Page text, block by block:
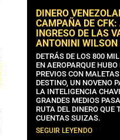
DINERO
CAMPAÑA DE
INGRESO DE LAS
ANTONINI WILSON
DETRÁS DE LOS 800
EN AEROPARQUE
PREVIOS CON
DESTINO, UN NOVENO
LA INTELIGENCIA
GRANDES MEDIOS
RUTA DEL DINERO QUE
CUENTAS SUIZAS.
SEGUIR LEYENDO